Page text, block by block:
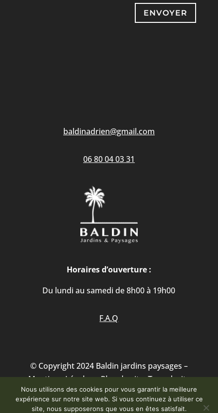
ENVOYER
baldinadrien@gmail.com
06 80 04 03 31
Horaires d’ouverture :
Du lundi au samedi de 8h00 à 19h00
F.A.Q
© Copyright 2024 Baldin jardins paysages –
Mentions Légales–Plan du site-Tous droits
réservés – Site crée parFrom.
Nous utilisons des cookies pour vous garantir la meilleure
expérience sur notre site web. Si vous continuez à utiliser ce
site, nous supposerons que vous en êtes satisfait.